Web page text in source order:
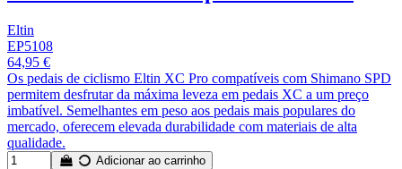
Eltin
EP5108
64,95 €
Os pedais de ciclismo Eltin XC Pro compatíveis com Shimano SPD
permitem desfrutar da máxima leveza em pedais XC a um preço
imbatível. Semelhantes em peso aos pedais mais populares do
mercado, oferecem elevada durabilidade com materiais de alta
qualidade.
Adicionar ao carrinho